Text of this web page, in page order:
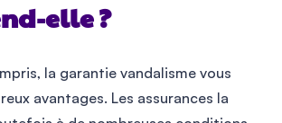
elle ?
la garantie vandalisme vous
avantages. Les assurances la